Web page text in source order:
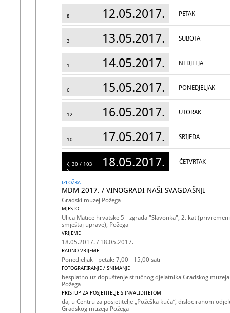
8 12.05.2017. PETAK
3 13.05.2017. SUBOTA
1 14.05.2017. NEDJELJA
6 15.05.2017. PONEDJELJAK
12 16.05.2017. UTORAK
10 17.05.2017. SRIJEDA
103 18.05.2017. ČETVRTAK
30 / 103
IZLOŽBA
MDM 2017. / VINOGRADI NAŠI SVAGDAŠNJI
Gradski muzej Požega
MJESTO
Ulica Matice hrvatske 5 - zgrada "Slavonka", 2. kat (privremeni
smještaj uprave), Požega
VRIJEME
18.05.2017. / 18.05.2017.
RADNO VRIJEME
Ponedjeljak - petak: 7,00 - 15,00 sati
FOTOGRAFIRANJE / SNIMANJE
besplatno uz dopuštenje stručnog djelatnika Gradskog muzeja
Požega
PRISTUP ZA POSJETITELJE S INVALIDITETOM
da, u Centru za posjetitelje „Požeška kuća“, dislociranom
Gradskog muzeja Požega